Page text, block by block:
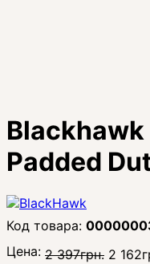
Padded
Цена: 2 397грн. 2 162